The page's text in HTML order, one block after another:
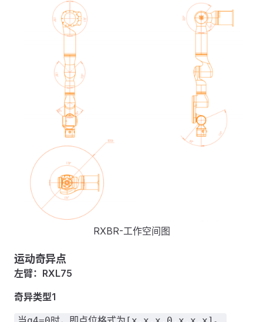
RXBR-工作空间图
运动奇异点
左臂：RXL75
奇异类型1